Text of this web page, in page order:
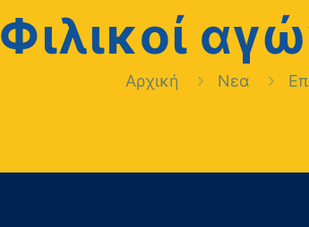
Φιλικοί
Αρχική Νεα